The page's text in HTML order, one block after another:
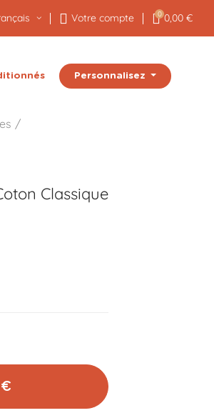
Votre compte 0 0,00 €
Personnalisez
Classique